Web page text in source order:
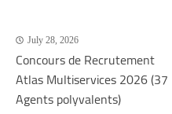
July 28, 2026
Concours de Recrutement
Atlas Multiservices 2026 (37
Agents polyvalents)